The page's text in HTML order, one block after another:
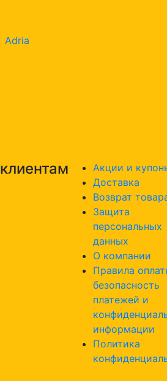
Adria
клиентам
Акции и
Доставка
Возврат
Защита
персональных
данных
О компании
Правила
безопасность
платежей и
информации
Политика